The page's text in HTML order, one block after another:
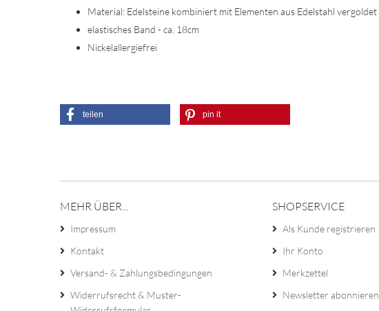
Material: Edelsteine kombiniert mit Elementen aus Edelstahl vergoldet
elastisches Band - ca. 18cm
Nickelallergiefrei
teilen pin it
MEHR ÜBER...
Impressum
Kontakt
Versand- & Zahlungsbedingungen
Widerrufsrecht & Muster-
SHOPSERVICE
Als Kunde registrieren
Ihr Konto
Merkzettel
Newsletter abonnieren